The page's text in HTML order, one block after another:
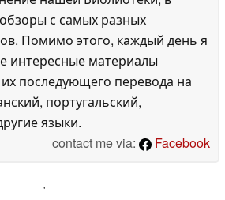
с самых разных
Помимо этого, каждый день я
интересные материалы
их последующего перевода на
португальский,
языки.
contact me via:
Facebook
'